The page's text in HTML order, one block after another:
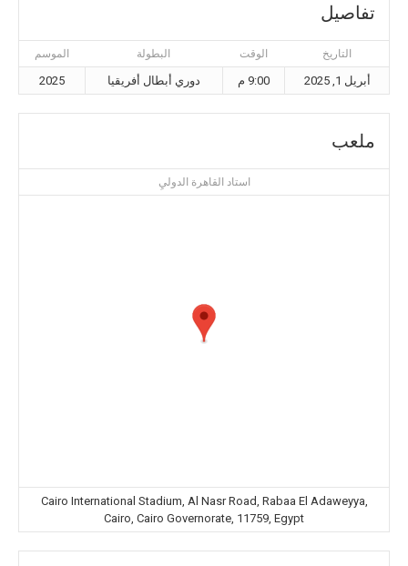
تفاصيل
التاريخ الوقت البطولة الموسم
أبريل 1, 2025 9:00 م دوري أبطال أفريقيا 2025
ملعب
استاد القاهرة الدوليِ
Cairo International Stadium, Al Nasr Road, Rabaa El Adaweyya,
Cairo, Cairo Governorate, 11759, Egypt